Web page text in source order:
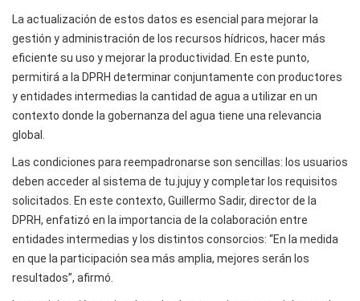
La actualización de estos datos es esencial para mejorar la
gestión y administración de los recursos hídricos, hacer más
eficiente su uso y mejorar la productividad. En este punto,
permitirá a la DPRH determinar conjuntamente con productores
y entidades intermedias la cantidad de agua a utilizar en un
contexto donde la gobernanza del agua tiene una relevancia
global.
Las condiciones para reempadronarse son sencillas: los usuarios
deben acceder al sistema de tu.jujuy y completar los requisitos
solicitados. En este contexto, Guillermo Sadir, director de la
DPRH, enfatizó en la importancia de la colaboración entre
entidades intermedias y los distintos consorcios: “En la medida
en que la participación sea más amplia, mejores serán los
resultados”, afirmó.